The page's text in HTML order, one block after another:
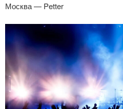
Москва — Petter